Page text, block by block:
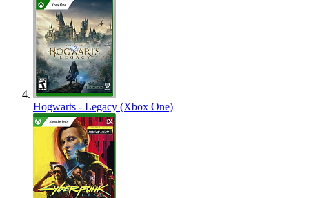
Hogwarts - Legacy (Xbox One)